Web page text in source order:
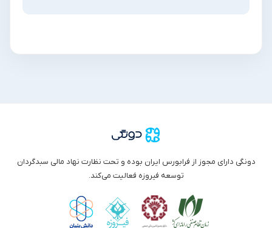
دونگی دارای مجوز از فرابورس ایران بوده و تحت نظارت نهاد مالی سبدگردان
توسعه فیروزه فعالیت می‌کند.